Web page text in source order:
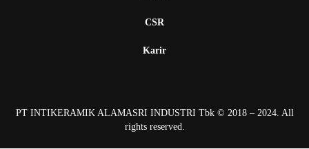
CSR
Karir
PT INTIKERAMIK ALAMASRI INDUSTRI Tbk © 2018 – 2024. All
rights reserved.